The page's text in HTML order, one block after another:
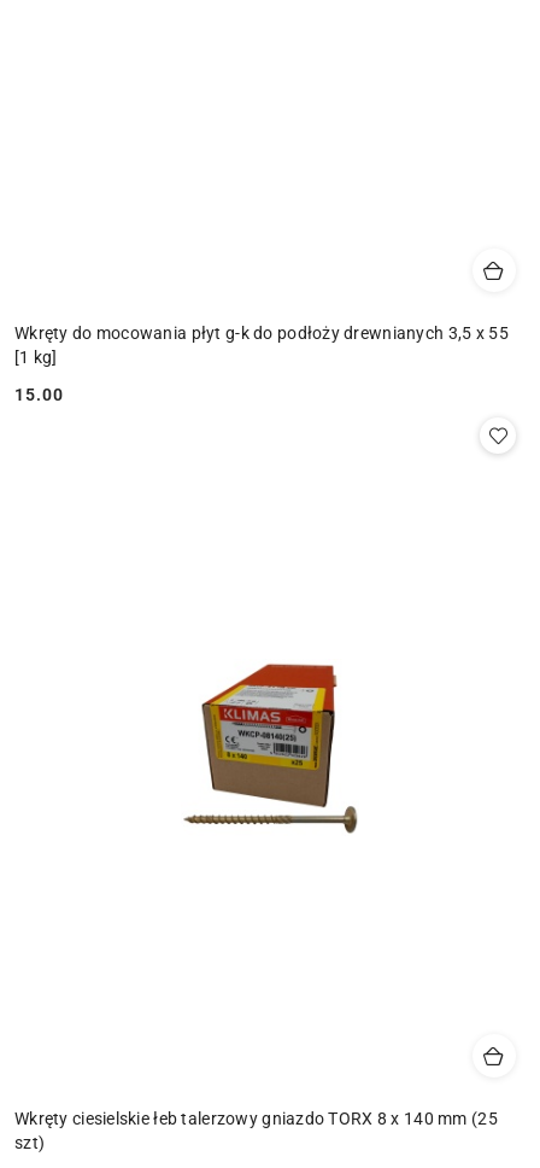
Wkręty do mocowania płyt g-k do podłoży drewnianych 3,5 x 55
[1 kg]
Cena:
15.00
Wkręty ciesielskie łeb talerzowy gniazdo TORX 8 x 140 mm (25
szt)